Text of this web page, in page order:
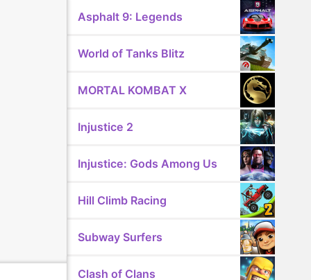
Asphalt 9: Legends
World of Tanks Blitz
MORTAL KOMBAT X
Injustice 2
Injustice: Gods Among Us
Hill Climb Racing
Subway Surfers
Clash of Clans